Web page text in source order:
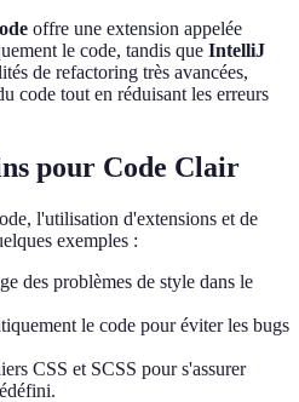
offre une extension appelée
le code, tandis que IntelliJ
de refactoring très avancées,
code tout en réduisant les erreurs
pour Code Clair
l'utilisation d'extensions et de
exemples :
des problèmes de style dans le
le code pour éviter les bugs
CSS et SCSS pour s'assurer